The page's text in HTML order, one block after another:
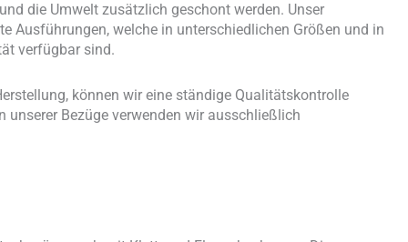
die Umwelt zusätzlich geschont werden. Unser
Ausführungen, welche in unterschiedlichen Größen und in
verfügbar sind.
können wir eine ständige Qualitätskontrolle
unserer Bezüge verwenden wir ausschließlich